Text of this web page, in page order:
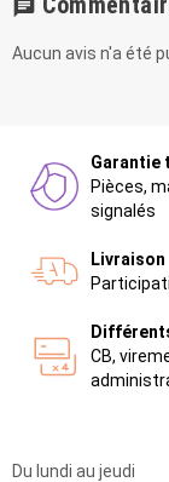
chat
Aucun avis n'a été
Garantie
Pièces,
signalés
Livraison
CB,
Du lundi au jeudi